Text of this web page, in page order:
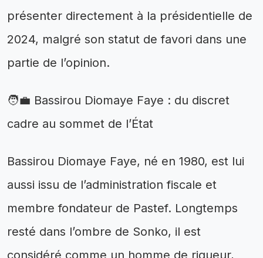
présenter directement à la présidentielle de
2024, malgré son statut de favori dans une
partie de l’opinion.
🧑‍💼 Bassirou Diomaye Faye : du discret
cadre au sommet de l’État
Bassirou Diomaye Faye, né en 1980, est lui
aussi issu de l’administration fiscale et
membre fondateur de Pastef. Longtemps
resté dans l’ombre de Sonko, il est
considéré comme un homme de rigueur,